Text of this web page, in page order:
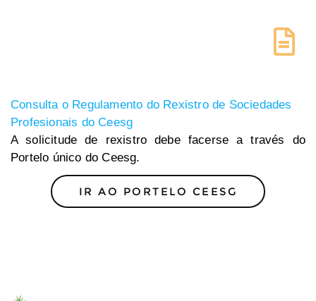
Consulta o Regulamento do Rexistro de Sociedades
Profesionais do Ceesg
A solicitude de rexistro debe facerse a través do
Portelo único do Ceesg.
IR AO PORTELO CEESG